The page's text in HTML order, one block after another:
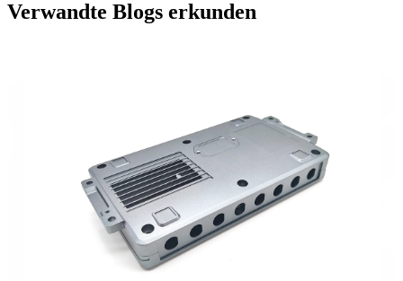
Verwandte Blogs erkunden